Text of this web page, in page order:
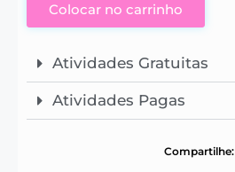
Colocar no carrinho
Atividades Gratuitas
Atividades Pagas
Compartilhe: